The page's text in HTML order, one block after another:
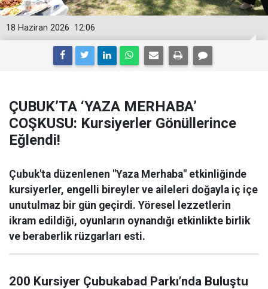
12:06
18 Haziran 2026
ÇUBUK’TA ‘YAZA MERHABA’
COŞKUSU: Kursiyerler Gönüllerince
Eğlendi!
Çubuk'ta düzenlenen "Yaza Merhaba" etkinliğinde
kursiyerler, engelli bireyler ve aileleri doğayla iç içe
unutulmaz bir gün geçirdi. Yöresel lezzetlerin
ikram edildiği, oyunların oynandığı etkinlikte birlik
ve beraberlik rüzgarları esti.
200 Kursiyer Çubukabad Parkı’nda Buluştu